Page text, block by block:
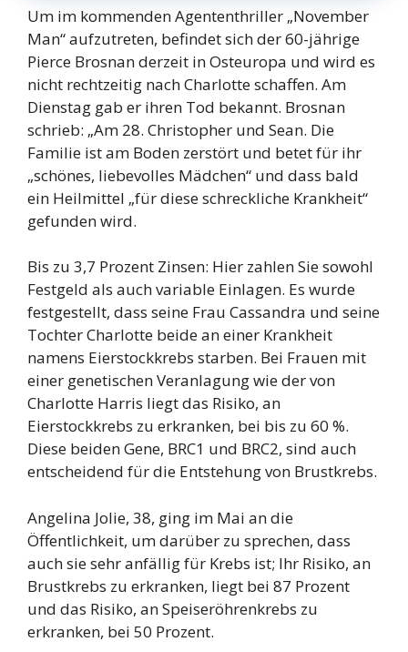
Um im kommenden Agententhriller „November
Man“ aufzutreten, befindet sich der 60-jährige
Pierce Brosnan derzeit in Osteuropa und wird es
nicht rechtzeitig nach Charlotte schaffen. Am
Dienstag gab er ihren Tod bekannt. Brosnan
schrieb: „Am 28. Christopher und Sean. Die
Familie ist am Boden zerstört und betet für ihr
„schönes, liebevolles Mädchen“ und dass bald
ein Heilmittel „für diese schreckliche Krankheit“
gefunden wird.
Bis zu 3,7 Prozent Zinsen: Hier zahlen Sie sowohl
Festgeld als auch variable Einlagen. Es wurde
festgestellt, dass seine Frau Cassandra und seine
Tochter Charlotte beide an einer Krankheit
namens Eierstockkrebs starben. Bei Frauen mit
einer genetischen Veranlagung wie der von
Charlotte Harris liegt das Risiko, an
Eierstockkrebs zu erkranken, bei bis zu 60 %.
Diese beiden Gene, BRC1 und BRC2, sind auch
entscheidend für die Entstehung von Brustkrebs.
Angelina Jolie, 38, ging im Mai an die
Öffentlichkeit, um darüber zu sprechen, dass
auch sie sehr anfällig für Krebs ist; Ihr Risiko, an
Brustkrebs zu erkranken, liegt bei 87 Prozent
und das Risiko, an Speiseröhrenkrebs zu
erkranken, bei 50 Prozent.